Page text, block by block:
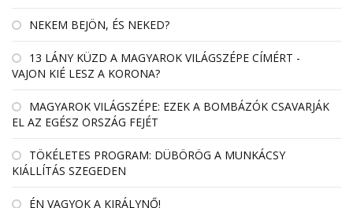
NEKEM BEJÖN, ÉS NEKED?
13 LÁNY KÜZD A MAGYAROK VILÁGSZÉPE CÍMÉRT -
VAJON KIÉ LESZ A KORONA?
MAGYAROK VILÁGSZÉPE: EZEK A BOMBÁZÓK CSAVARJÁK
EL AZ EGÉSZ ORSZÁG FEJÉT
TÖKÉLETES PROGRAM: DÜBÖRÖG A MUNKÁCSY
KIÁLLÍTÁS SZEGEDEN
ÉN VAGYOK A KIRÁLYNŐ!